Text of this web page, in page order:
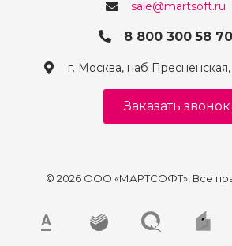
sale@martsoft.ru
8 800 300 58 70
г. Москва, наб Пресненская,
Заказать звонок
© 2026 ООО «МАРТСОФТ», Все